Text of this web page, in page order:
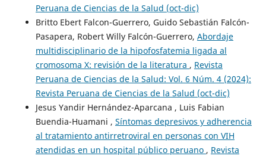
Peruana de Ciencias de la Salud (oct-dic)
Britto Ebert Falcon-Guerrero, Guido Sebastián Falcón-
Pasapera, Robert Willy Falcón-Guerrero, Abordaje
multidisciplinario de la hipofosfatemia ligada al
cromosoma X: revisión de la literatura , Revista
Peruana de Ciencias de la Salud: Vol. 6 Núm. 4 (2024):
Revista Peruana de Ciencias de la Salud (oct-dic)
Jesus Yandir Hernández-Aparcana , Luis Fabian
Buendia-Huamani , Síntomas depresivos y adherencia
al tratamiento antirretroviral en personas con VIH
atendidas en un hospital público peruano , Revista